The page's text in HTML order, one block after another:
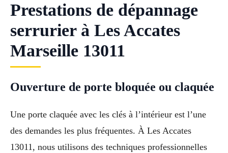
Prestations de dépannage
serrurier à Les Accates
Marseille 13011
Ouverture de porte bloquée ou claquée
Une porte claquée avec les clés à l’intérieur est l’une
des demandes les plus fréquentes. À Les Accates
13011, nous utilisons des techniques professionnelles